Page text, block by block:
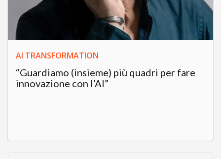
AI TRANSFORMATION
“Guardiamo (insieme) più quadri per fare
innovazione con l’AI”